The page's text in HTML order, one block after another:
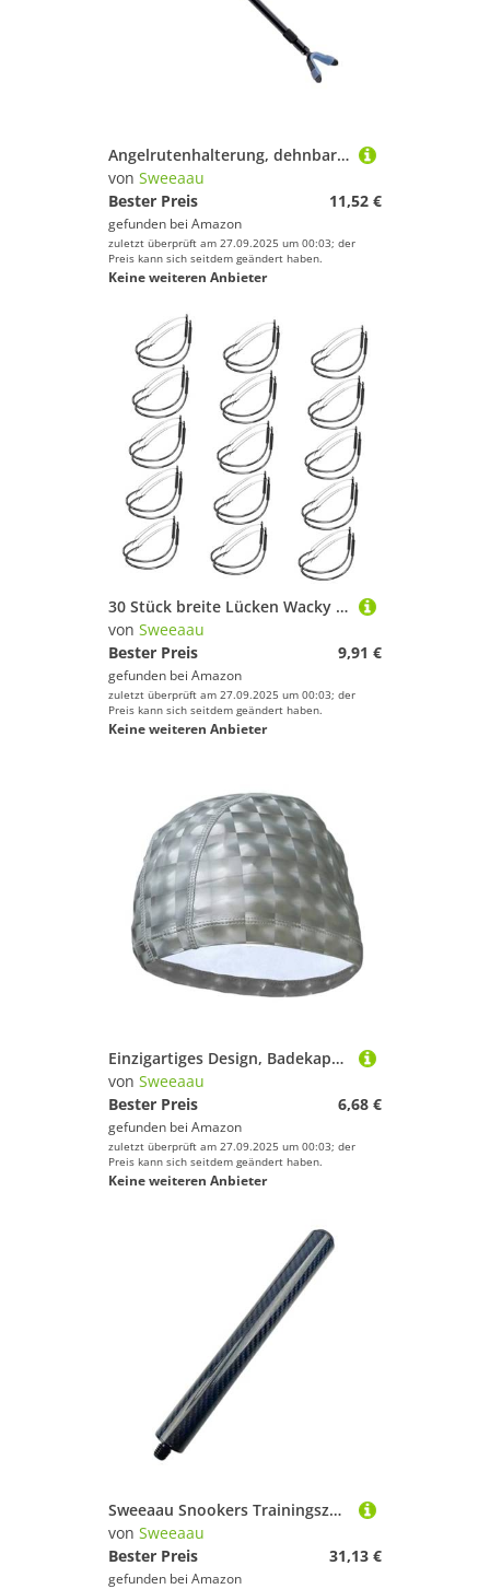
Angelrutenhalterung, dehnbar, mehrfach verstellbar, Schnellentriegelung, Aluminiumhalterung, hintere Aufhängung, tragbarer Ständer
von Sweeaau
Bester Preis
11,52 €
gefunden bei Amazon
zuletzt überprüft am 27.09.2025 um 00:03; der
Preis kann sich seitdem geändert haben.
Keine weiteren Anbieter
30 Stück breite Lücken Wacky Haken mit Schutz Unkrautlose Rigs Fisch für verrückte Takelage Köder Haken
von Sweeaau
Bester Preis
9,91 €
gefunden bei Amazon
zuletzt überprüft am 27.09.2025 um 00:03; der
Preis kann sich seitdem geändert haben.
Keine weiteren Anbieter
Einzigartiges Design, Badekappe, wasserabweisend, elastisch, modische Kopfbedeckung für Erwachsene, Schwimmbad, Strand, hohe Elastizität
von Sweeaau
Bester Preis
6,68 €
gefunden bei Amazon
zuletzt überprüft am 27.09.2025 um 00:03; der
Preis kann sich seitdem geändert haben.
Keine weiteren Anbieter
Sweeaau Snookers Trainingszubehör Kohlefaser-Queue-Schäfte Verlängerungswerkzeug für verbesserte Schussgenauigkeit, Billard-Übungsverlängerung
von Sweeaau
Bester Preis
31,13 €
gefunden bei Amazon